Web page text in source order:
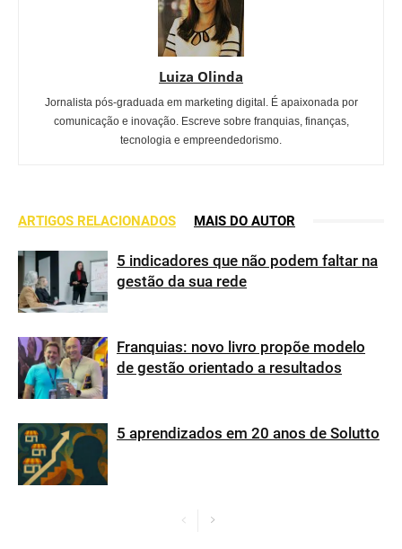
Luiza Olinda
Jornalista pós-graduada em marketing digital. É apaixonada por
comunicação e inovação. Escreve sobre franquias, finanças,
tecnologia e empreendedorismo.
ARTIGOS RELACIONADOS MAIS DO AUTOR
5 indicadores que não podem faltar na
gestão da sua rede
Franquias: novo livro propõe modelo
de gestão orientado a resultados
5 aprendizados em 20 anos de Solutto